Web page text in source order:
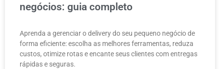
negócios: guia completo
Aprenda a gerenciar o delivery do seu pequeno negócio de
forma eficiente: escolha as melhores ferramentas, reduza
custos, otimize rotas e encante seus clientes com entregas
rápidas e seguras.